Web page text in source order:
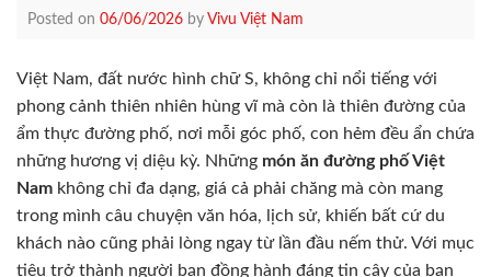
Posted on 06/06/2026 by Vivu Việt Nam
Việt Nam, đất nước hình chữ S, không chỉ nổi tiếng với
phong cảnh thiên nhiên hùng vĩ mà còn là thiên đường của
ẩm thực đường phố, nơi mỗi góc phố, con hẻm đều ẩn chứa
những hương vị diệu kỳ. Những món ăn đường phố Việt
Nam không chỉ đa dạng, giá cả phải chăng mà còn mang
trong mình câu chuyện văn hóa, lịch sử, khiến bất cứ du
khách nào cũng phải lòng ngay từ lần đầu nếm thử. Với mục
tiêu trở thành người bạn đồng hành đáng tin cậy của bạn